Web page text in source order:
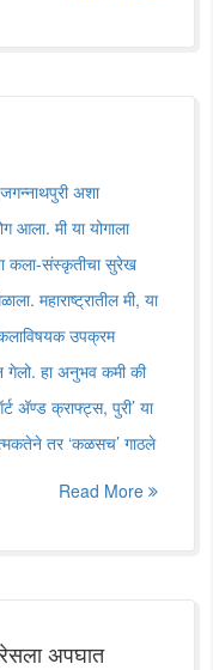
अशा
आला. मी या योगाला
कला-संस्कृतीचा सुरेख
महाराष्ट्रातील मी, या
उपक्रम
गेलो. हा अनुभव कमी की
अ‍ॅण्ड क्राफ्ट्स, पुरी’ या
तर ‘कळसच’ गाठले
Read More
अपघात